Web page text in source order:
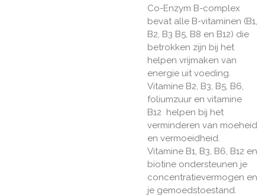
Co-Enzym B-complex
bevat alle B-vitaminen (B1,
B2, B3 B5, B8 en B12) die
betrokken zijn bij het
helpen vrijmaken van
energie uit voeding.
Vitamine B2, B3, B5, B6,
foliumzuur en vitamine
B12 helpen bij het
verminderen van moeheid
en vermoeidheid.
Vitamine B1, B3, B6, B12 en
biotine ondersteunen je
concentratievermogen en
je gemoedstoestand.